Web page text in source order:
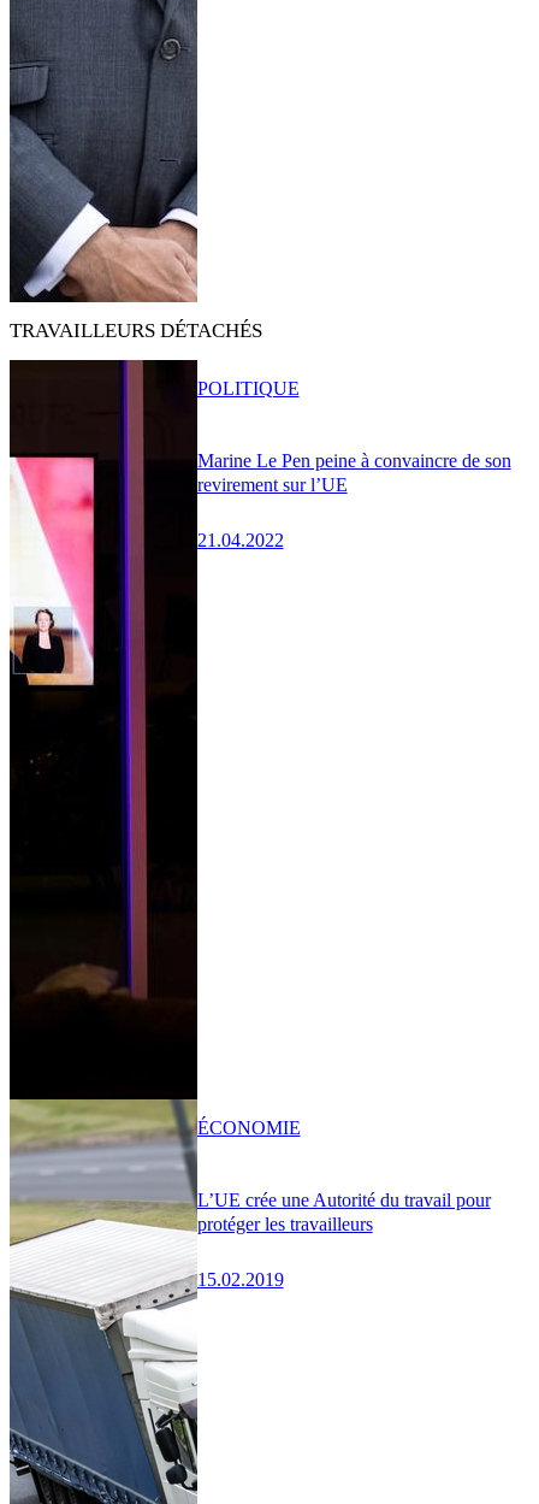
TRAVAILLEURS DÉTACHÉS
Marine Le Pen peine à convaincre de son
revirement sur l’UE
21.04.2022
POLITIQUE
L’UE crée une Autorité du travail pour
protéger les travailleurs
15.02.2019
ÉCONOMIE